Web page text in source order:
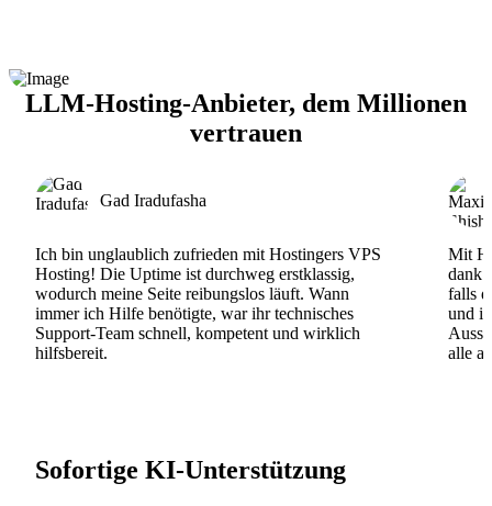
LLM-Hosting-Anbieter, dem Millionen
vertrauen
Gad Iradufasha
Ich bin unglaublich zufrieden mit Hostingers VPS
Hosting! Die Uptime ist durchweg erstklassig,
wodurch meine Seite reibungslos läuft. Wann
immer ich Hilfe benötigte, war ihr technisches
Support-Team schnell, kompetent und wirklich
hilfsbereit.
Mit
dank
falls
und
alle
Sofortige KI-Unterstützung